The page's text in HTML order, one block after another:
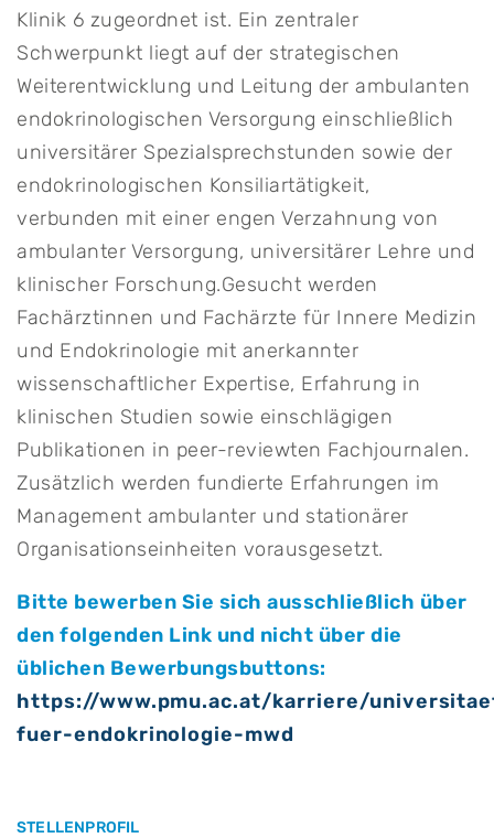
Klinik 6 zugeordnet ist. Ein zentraler
Schwerpunkt liegt auf der strategischen
Weiterentwicklung und Leitung der ambulanten
endokrinologischen Versorgung einschließlich
universitärer Spezialsprechstunden sowie der
endokrinologischen Konsiliartätigkeit,
verbunden mit einer engen Verzahnung von
ambulanter Versorgung, universitärer Lehre und
klinischer Forschung.Gesucht werden
Fachärztinnen und Fachärzte für Innere Medizin
und Endokrinologie mit anerkannter
wissenschaftlicher Expertise, Erfahrung in
klinischen Studien sowie einschlägigen
Publikationen in peer-reviewten Fachjournalen.
Zusätzlich werden fundierte Erfahrungen im
Management ambulanter und stationärer
Organisationseinheiten vorausgesetzt.
Bitte bewerben Sie sich ausschließlich über
den folgenden Link und nicht über die
üblichen Bewerbungsbuttons:
https://www.pmu.ac.at/karriere/
fuer-endokrinologie-mwd
STELLENPROFIL